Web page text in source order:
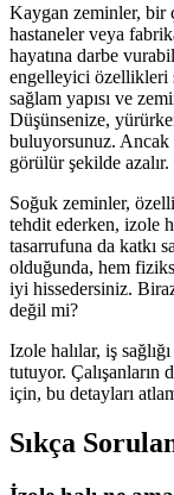
Kaygan zeminler, bir
hastaneler veya
hayatına darbe
engelleyici özellikleri
sağlam yapısı ve
Düşünsenize,
buluyorsunuz. Ancak
görülür şekilde azalır.
Soğuk zeminler,
tehdit ederken, izole
tasarrufuna da katkı
olduğunda, hem
iyi hissedersiniz.
değil mi?
Izole halılar, iş
tutuyor. Çalışanların
için, bu detayları
Sıkça